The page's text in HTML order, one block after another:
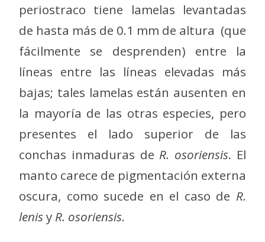
periostraco tiene lamelas levantadas
de hasta más de 0.1 mm de altura (que
fácilmente se desprenden) entre la
líneas entre las líneas elevadas más
bajas; tales lamelas están ausenten en
la mayoría de las otras especies, pero
presentes el lado superior de las
conchas inmaduras de R. osoriensis. El
manto carece de pigmentación externa
oscura, como sucede en el caso de R.
lenisy R. osoriensis.